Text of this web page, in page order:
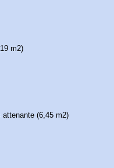
m2)
(6,45 m2)